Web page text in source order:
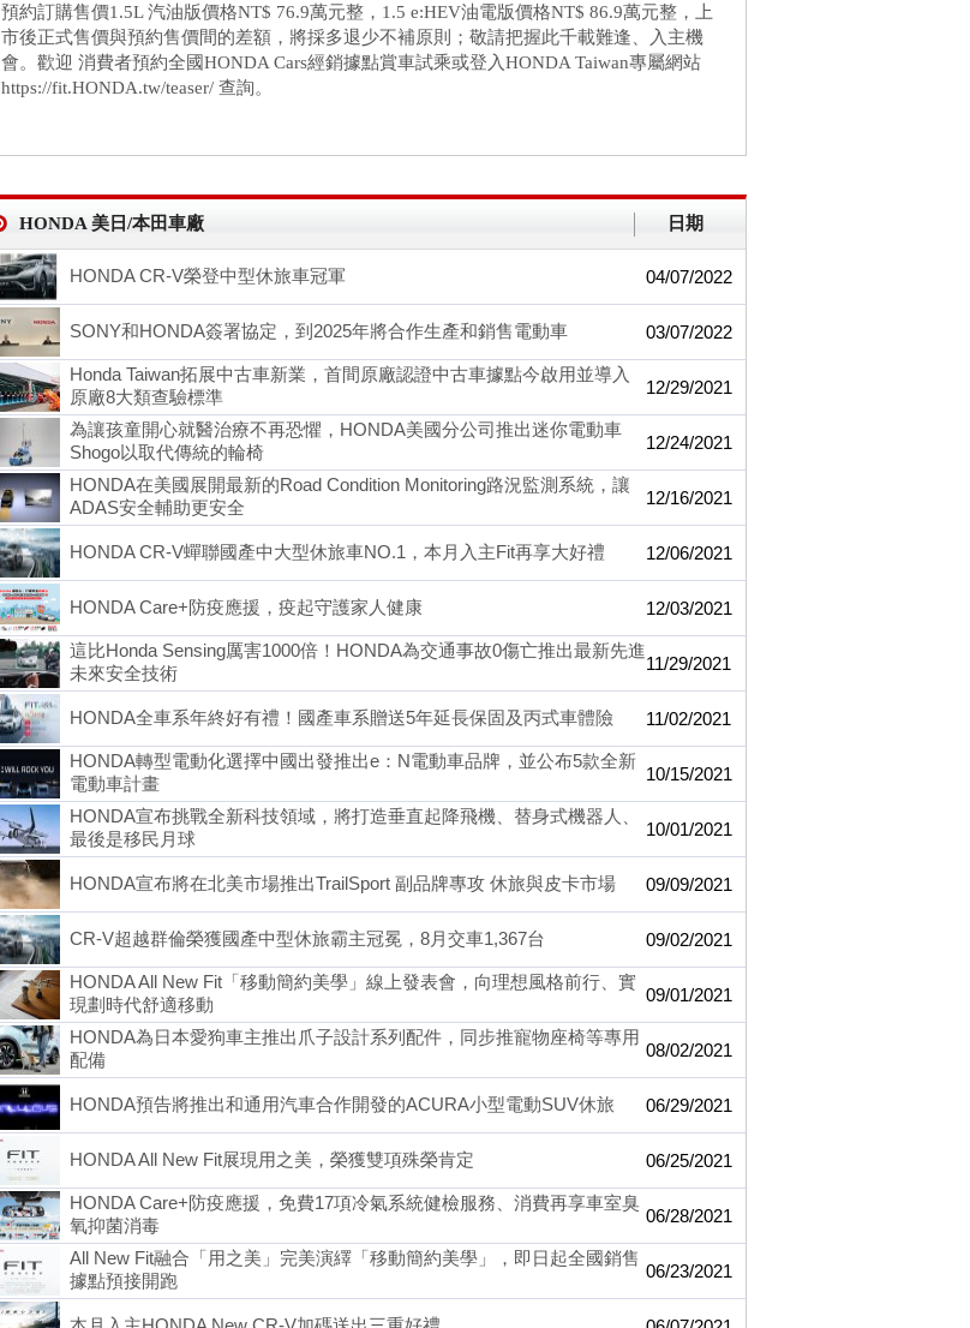
預約訂購售價1.5L 汽油版價格NT$ 76.9萬元整，1.5 e:HEV油電版價格NT$ 86.9萬元整，上
市後正式售價與預約售價間的差額，將採多退少不補原則；敬請把握此千載難逢、入主機
會。歡迎 消費者預約全國HONDA Cars經銷據點賞車試乘或登入HONDA Taiwan專屬網站
https://fit.HONDA.tw/teaser/ 查詢。
HONDA 美日/本田車廠 日期
HONDA CR-V榮登中型休旅車冠軍 04/07/2022
SONY和HONDA簽署協定，到2025年將合作生產和銷售電動車 03/07/2022
Honda Taiwan拓展中古車新業，首間原廠認證中古車據點今啟用並導入
原廠8大類查驗標準
12/29/2021
為讓孩童開心就醫治療不再恐懼，HONDA美國分公司推出迷你電動車
Shogo以取代傳統的輪椅
12/24/2021
HONDA在美國展開最新的Road Condition Monitoring路況監測系統，讓
ADAS安全輔助更安全
12/16/2021
HONDA CR-V蟬聯國產中大型休旅車NO.1，本月入主Fit再享大好禮 12/06/2021
HONDA Care+防疫應援，疫起守護家人健康 12/03/2021
這比Honda Sensing厲害1000倍！HONDA為交通事故0傷亡推出最新先進
未來安全技術
11/29/2021
HONDA全車系年終好有禮！國產車系贈送5年延長保固及丙式車體險 11/02/2021
HONDA轉型電動化選擇中國出發推出e：N電動車品牌，並公布5款全新
電動車計畫
10/15/2021
HONDA宣布挑戰全新科技領域，將打造垂直起降飛機、替身式機器人、
最後是移民月球
10/01/2021
HONDA宣布將在北美市場推出TrailSport 副品牌專攻 休旅與皮卡市場 09/09/2021
CR-V超越群倫榮獲國產中型休旅霸主冠冕，8月交車1,367台 09/02/2021
HONDA All New Fit「移動簡約美學」線上發表會，向理想風格前行、實
現劃時代舒適移動
09/01/2021
HONDA為日本愛狗車主推出爪子設計系列配件，同步推寵物座椅等專用
配備
08/02/2021
HONDA預告將推出和通用汽車合作開發的ACURA小型電動SUV休旅 06/29/2021
HONDA All New Fit展現用之美，榮獲雙項殊榮肯定 06/25/2021
HONDA Care+防疫應援，免費17項冷氣系統健檢服務、消費再享車室臭
氧抑菌消毒
06/28/2021
All New Fit融合「用之美」完美演繹「移動簡約美學」，即日起全國銷售
據點預接開跑
06/23/2021